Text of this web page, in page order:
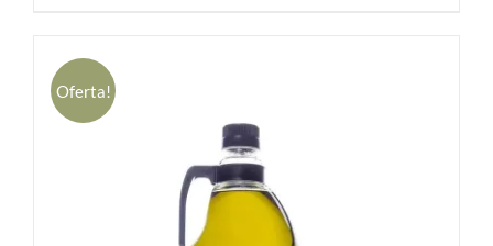
Oferta!